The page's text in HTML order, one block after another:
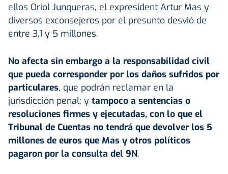
ellos Oriol Junqueras, el expresident Artur Mas y
diversos exconsejeros por el presunto desvió de
entre 3,1 y 5 millones.
No afecta sin embargo a la responsabilidad civil
que pueda corresponder por los daños sufridos por
particulares, que podrán reclamar en la
jurisdicción penal; y tampoco a sentencias o
resoluciones firmes y ejecutadas, con lo que el
Tribunal de Cuentas no tendrá que devolver los 5
millones de euros que Mas y otros políticos
pagaron por la consulta del 9N.